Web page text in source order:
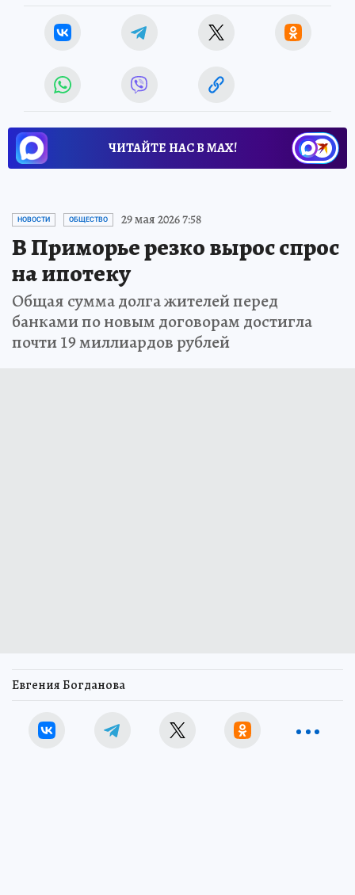
ЧИТАЙТЕ НАС В МАХ!
НОВОСТИ ОБЩЕСТВО 29 мая 2026 7:58
В Приморье резко вырос спрос
на ипотеку
Общая сумма долга жителей перед
банками по новым договорам достигла
почти 19 миллиардов рублей
Евгения Богданова